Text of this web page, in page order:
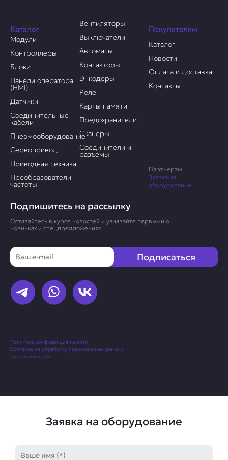
Подпишитесь на рассылку
Оставайтесь в курсе новостей и узнавайте первыми о
новинках и спецпредложениях
Email
Подписаться
Политика конфиденциальности
Согласие на обработку персональных данных
Разработка сайта
Каталог
Модули
Контроллеры
Блоки
Панели оператора
(HMI)
Датчики
Соединительные
кабели
Пневмооборудование
Сервопривод
Приводная техника
Преобразователи
частоты
Вентиляторы
Выключатели
Автоматы
Контакторы
Энкодеры
Реле
Карты памяти
Предохранители
Сканеры
Соединители и
разъемы
Покупателям
Каталог
Новости
Оплата и доставка
Контакты
Партнерам
Заявка на
оборудование
Заявка на оборудование